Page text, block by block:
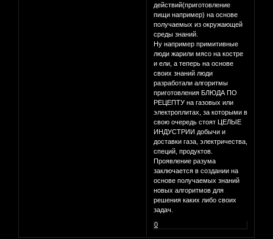
действий(приготовление
пищи например) на основе
получаемых из окружающей
среды знаний.
Ну например примитивные
люди жарили мясо на костре
и ели, а теперь на основе
своих знаний люди
разработали алгоритмы
приготовления БЛЮДА ПО
РЕЦЕПТУ на газовых или
электроплитах, за которыми в
свою очередь стоят ЦЕЛЫЕ
ИНДУСТРИИ добычи и
доставки газа, электричества,
специй, продуктов.
Проявление разума
заключается в создании на
основе получаемых знаний
новых алгоритмов для
решения каких либо своих
задач.
0